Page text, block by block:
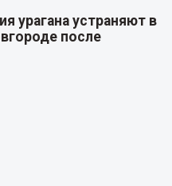
урагана устраняют в
после